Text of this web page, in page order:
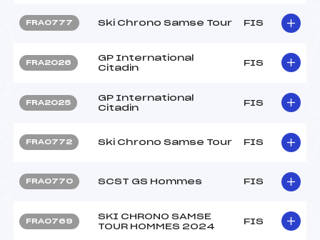
FRA0777 Ski Chrono Samse Tour FIS
FRA2026
GP International
Citadin
FIS
FRA2025
GP International
Citadin
FIS
FRA0772 Ski Chrono Samse Tour FIS
FRA0770 SCST GS Hommes FIS
FRA0769
SKI CHRONO SAMSE
TOUR HOMMES 2024
FIS